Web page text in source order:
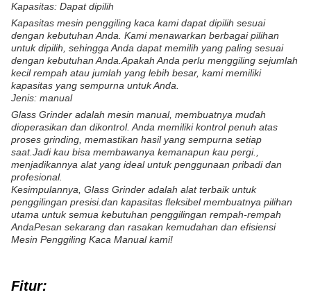
Kapasitas: Dapat dipilih
Kapasitas mesin penggiling kaca kami dapat dipilih sesuai
dengan kebutuhan Anda. Kami menawarkan berbagai pilihan
untuk dipilih, sehingga Anda dapat memilih yang paling sesuai
dengan kebutuhan Anda.Apakah Anda perlu menggiling sejumlah
kecil rempah atau jumlah yang lebih besar, kami memiliki
kapasitas yang sempurna untuk Anda.
Jenis: manual
Glass Grinder adalah mesin manual, membuatnya mudah
dioperasikan dan dikontrol. Anda memiliki kontrol penuh atas
proses grinding, memastikan hasil yang sempurna setiap
saat.Jadi kau bisa membawanya kemanapun kau pergi.,
menjadikannya alat yang ideal untuk penggunaan pribadi dan
profesional.
Kesimpulannya, Glass Grinder adalah alat terbaik untuk
penggilingan presisi.dan kapasitas fleksibel membuatnya pilihan
utama untuk semua kebutuhan penggilingan rempah-rempah
AndaPesan sekarang dan rasakan kemudahan dan efisiensi
Mesin Penggiling Kaca Manual kami!
Fitur: